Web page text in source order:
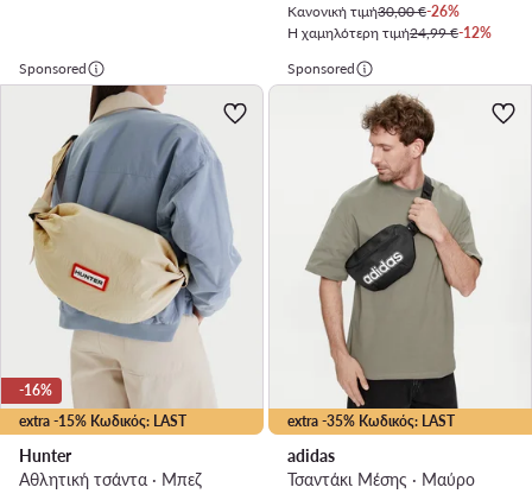
Κανονική τιμή30,00 €-26%
Η χαμηλότερη τιμή24,99 €-12%
Sponsored
extra -15% Κωδικός: LAST
-16%
Hunter
Αθλητική τσάντα · Μπεζ
Sponsored
extra -35% Κωδικός: LAST
adidas
Τσαντάκι Μέσης · Μαύρο